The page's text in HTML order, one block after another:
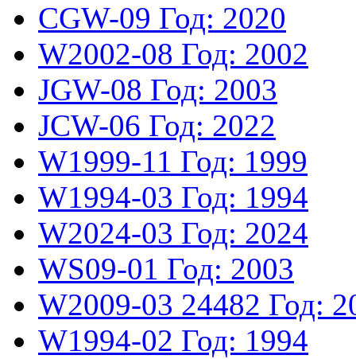
CGW-09 Год: 2020
W2002-08 Год: 2002
JGW-08 Год: 2003
JCW-06 Год: 2022
W1999-11 Год: 1999
W1994-03 Год: 1994
W2024-03 Год: 2024
WS09-01 Год: 2003
W2009-03 24482 Год:
W1994-02 Год: 1994